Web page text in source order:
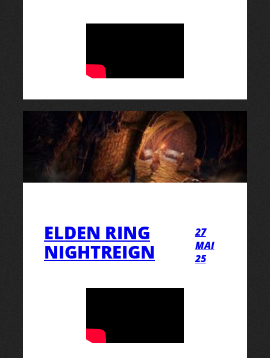
ELDEN RING
NIGHTREIGN
27
MAI
25